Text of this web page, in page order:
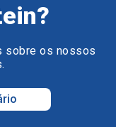
sobre os nossos